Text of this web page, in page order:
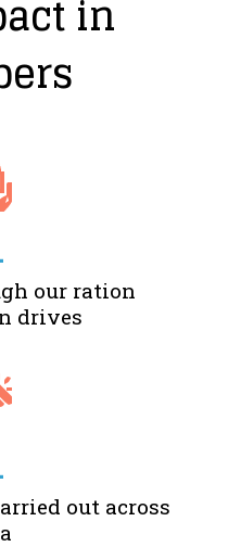
in
our ration
drives
out across